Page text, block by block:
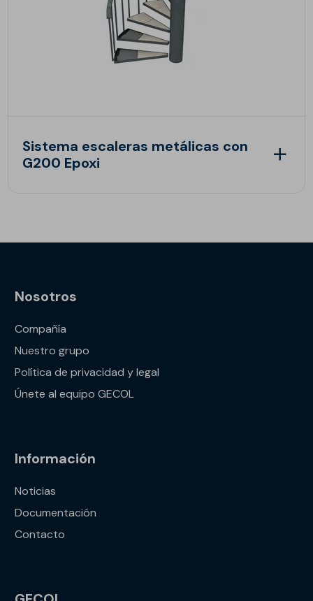
Sistema escaleras metálicas con
G200 Epoxi
Nosotros
Compañía
Nuestro grupo
Política de privacidad y legal
Únete al equipo GECOL
Información
Noticias
Documentación
Contacto